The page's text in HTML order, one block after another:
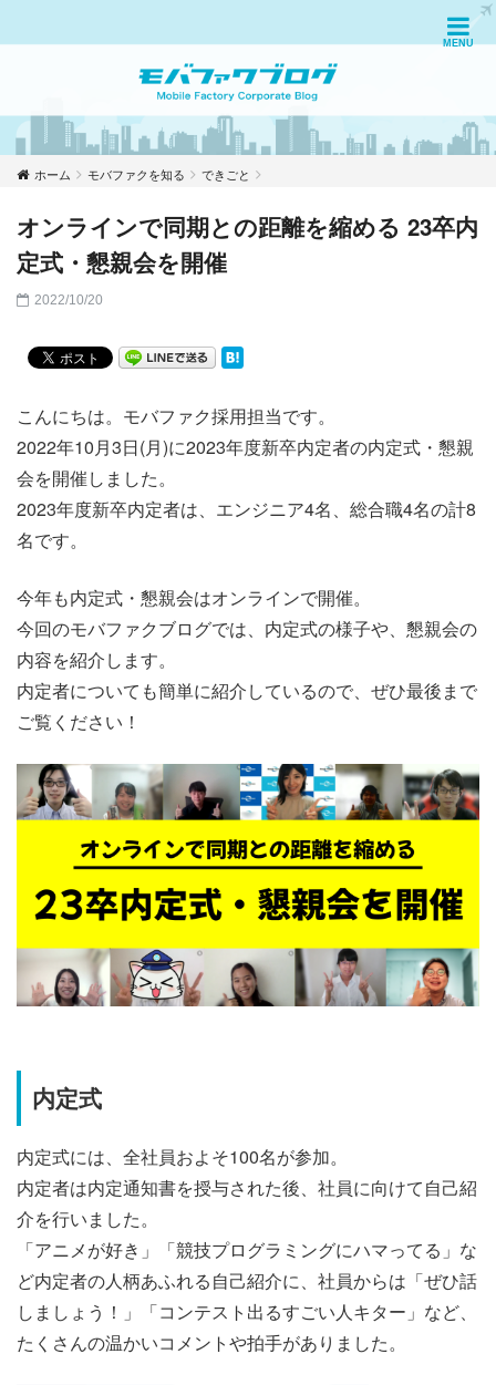
ホーム モバファクを知る できごと
オンラインで同期との距離を縮める 23卒内
定式・懇親会を開催
2022/10/20
こんにちは。モバファク採用担当です。
2022年10月3日(月)に2023年度新卒内定者の内定式・懇親
会を開催しました。
2023年度新卒内定者は、エンジニア4名、総合職4名の計8
名です。
今年も内定式・懇親会はオンラインで開催。
今回のモバファクブログでは、内定式の様子や、懇親会の
内容を紹介します。
内定者についても簡単に紹介しているので、ぜひ最後まで
ご覧ください！
内定式
内定式には、全社員およそ100名が参加。
内定者は内定通知書を授与された後、社員に向けて自己紹
介を行いました。
「アニメが好き」「競技プログラミングにハマってる」な
ど内定者の人柄あふれる自己紹介に、社員からは「ぜひ話
しましょう！」「コンテスト出るすごい人キター」など、
たくさんの温かいコメントや拍手がありました。